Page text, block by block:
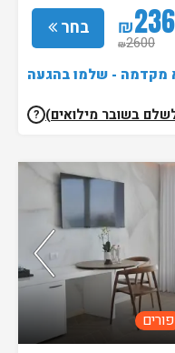
בחר ₪
₪2600
מקדמה - שלמו בהגעה
בשובר מילואים) ?
פורים